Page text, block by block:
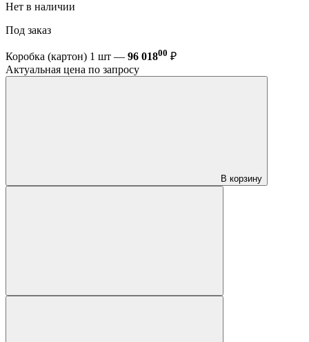
Нет в наличии
Под заказ
Коробка (картон) 1 шт — 96 01800 ₽
Актуальная цена по запросу
В корзину